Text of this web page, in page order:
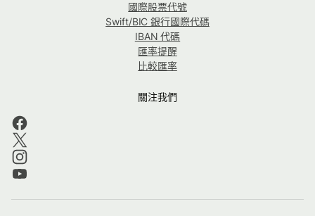
國際股票代號
Swift/BIC 銀行國際代碼
IBAN 代碼
匯率提醒
比較匯率
關注我們